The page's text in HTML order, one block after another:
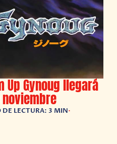
Up Gynoug llegará
DE LECTURA: 3 MIN•